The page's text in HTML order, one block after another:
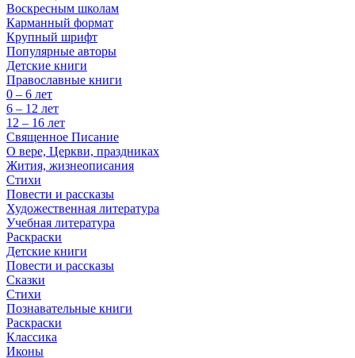
Воскресным школам
Карманный формат
Крупный шрифт
Популярные авторы
Детские книги
Православные книги
0 – 6 лет
6 – 12 лет
12 – 16 лет
Священное Писание
О вере, Церкви, праздниках
Жития, жизнеописания
Стихи
Повести и рассказы
Художественная литература
Учебная литература
Раскраски
Детские книги
Повести и рассказы
Сказки
Стихи
Познавательные книги
Раскраски
Классика
Иконы